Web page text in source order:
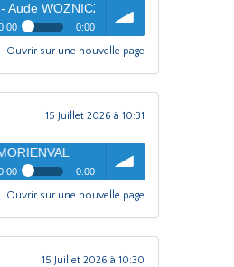
maire Ormoy-Villers
0:00
dans le coin(g)- Aude
Ouvrir sur une nouvelle page
15 Juillet 2026 à 10:31
0:00
dans le coin(g) -
Ouvrir sur une nouvelle page
15 Juillet 2026 à 10:30